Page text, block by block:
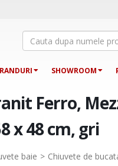
SHOWROOM
Ferro,
x 48 cm, gri
baie Chiuvete de